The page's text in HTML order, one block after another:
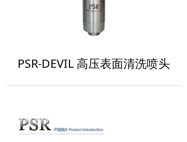
PSR-DEVIL 高压表面清洗喷头